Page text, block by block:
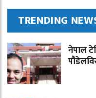
TRENDING
नेपाल